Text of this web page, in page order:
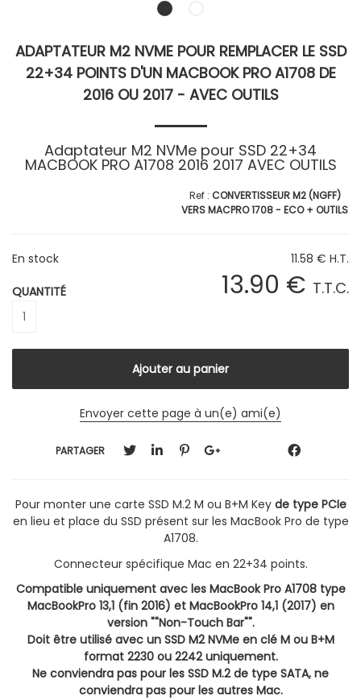
ADAPTATEUR M2 NVME POUR REMPLACER LE SSD
22+34 POINTS D'UN MACBOOK PRO A1708 DE
2016 OU 2017 - AVEC OUTILS
Adaptateur M2 NVMe pour SSD 22+34
MACBOOK PRO A1708 2016 2017 AVEC OUTILS
CONVERTISSEUR M2 (NGFF)
VERS MACPRO 1708 - ECO + OUTILS
11.58 € H.T.
13.90 € T.T.C.
En stock
QUANTITÉ
Envoyer cette page à un(e) ami(e)
PARTAGER
Pour monter une carte SSD M.2 M ou B+M Key de type PCIe
en lieu et place du SSD présent sur les MacBook Pro de type
A1708.
Connecteur spécifique Mac en 22+34 points.
Compatible uniquement avec les MacBook Pro A1708 type
MacBookPro 13,1 (fin 2016) et MacBookPro 14,1 (2017) en
version ""Non-Touch Bar"".
Doit être utilisé avec un SSD M2 NVMe en clé M ou B+M
format 2230 ou 2242 uniquement.
Ne conviendra pas pour les SSD M.2 de type SATA, ne
conviendra pas pour les autres Mac.